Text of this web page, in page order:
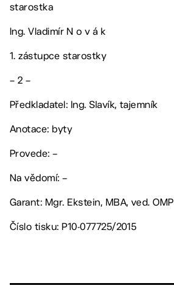
starostka
Ing. Vladimír N o v á k
1. zástupce starostky
– 2 –
Předkladatel: Ing. Slavík, tajemník
Anotace: byty
Provede: –
Na vědomí: –
Garant: Mgr. Ekstein, MBA, ved. OMP
Číslo tisku: P10-077725/2015